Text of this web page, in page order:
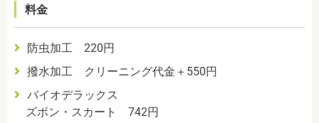
料金
防虫加工 220円
撥水加工 クリーニング代金＋550円
バイオデラックス
ズボン・スカート 742円